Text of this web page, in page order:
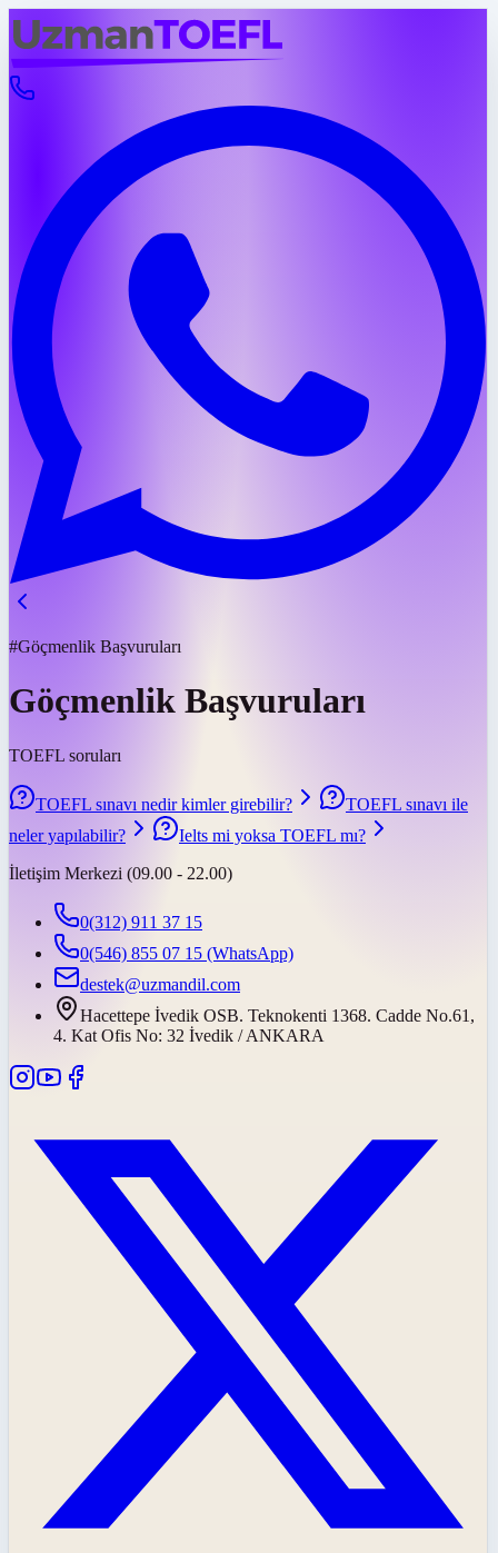
#Göçmenlik Başvuruları
Göçmenlik Başvuruları
TOEFL soruları
TOEFL sınavı nedir kimler girebilir?
TOEFL sınavı ile
neler yapılabilir?
Ielts mi yoksa TOEFL mı?
İletişim Merkezi (09.00 - 22.00)
0(312) 911 37 15
0(546) 855 07 15 (WhatsApp)
destek@uzmandil.com
Hacettepe İvedik OSB. Teknokenti 1368. Cadde No.61,
4. Kat Ofis No: 32 İvedik / ANKARA